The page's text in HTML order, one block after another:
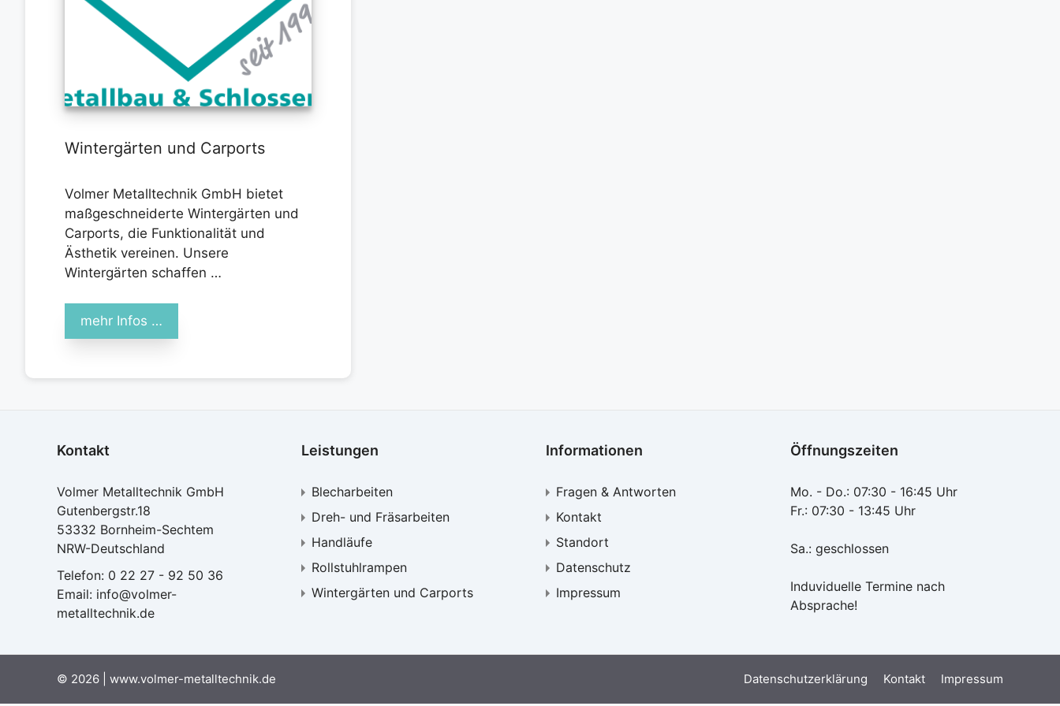
Wintergärten und Carports
Volmer Metalltechnik GmbH bietet
maßgeschneiderte Wintergärten und
Carports, die Funktionalität und
Ästhetik vereinen. Unsere
Wintergärten schaffen …
mehr Infos …
Kontakt
Volmer Metalltechnik GmbH
Gutenbergstr.18
53332 Bornheim-Sechtem
NRW-Deutschland
Telefon: 0 22 27 - 92 50 36
Email: info@volmer-
metalltechnik.de
Leistungen
Blecharbeiten
Dreh- und Fräsarbeiten
Handläufe
Rollstuhlrampen
Wintergärten und Carports
Informationen
Fragen & Antworten
Kontakt
Standort
Datenschutz
Impressum
Öffnungszeiten
Mo. - Do.: 07:30 - 16:45 Uhr
Fr.: 07:30 - 13:45 Uhr
Sa.: geschlossen
Induviduelle Termine nach
Absprache!
Datenschutzerklärung Kontakt Impressum
© 2026 | www.volmer-metalltechnik.de